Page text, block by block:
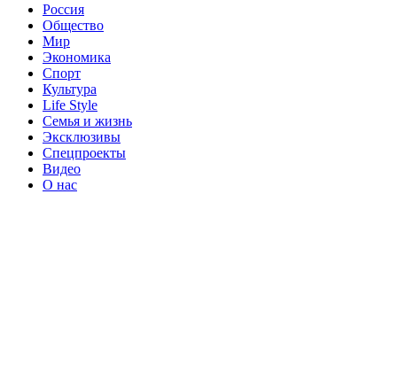
Россия
Общество
Мир
Экономика
Спорт
Культура
Life Style
Семья и жизнь
Эксклюзивы
Спецпроекты
Видео
О нас